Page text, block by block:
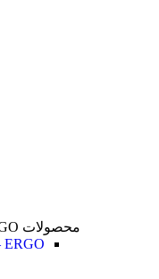
محصولات ERGO ارگو
ERGO – ارگو